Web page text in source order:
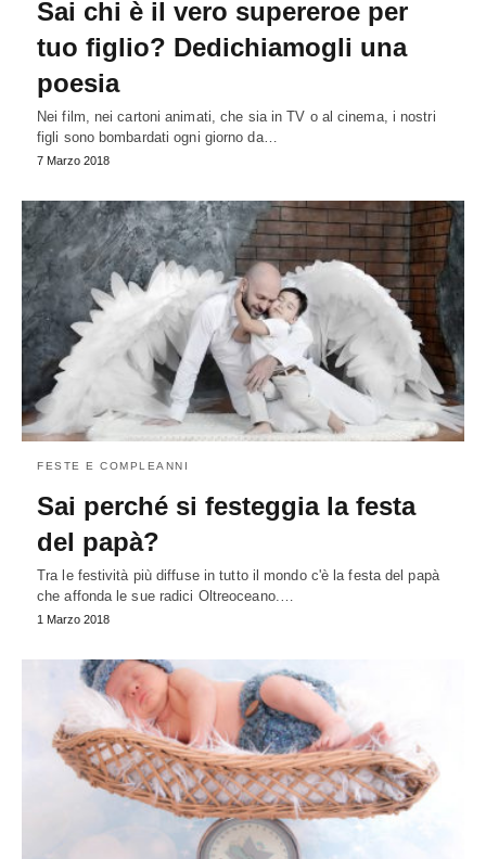
Sai chi è il vero supereroe per
tuo figlio? Dedichiamogli una
poesia
Nei film, nei cartoni animati, che sia in TV o al cinema, i nostri
figli sono bombardati ogni giorno da…
7 Marzo 2018
FESTE E COMPLEANNI
Sai perché si festeggia la festa
del papà?
Tra le festività più diffuse in tutto il mondo c'è la festa del papà
che affonda le sue radici Oltreoceano.…
1 Marzo 2018